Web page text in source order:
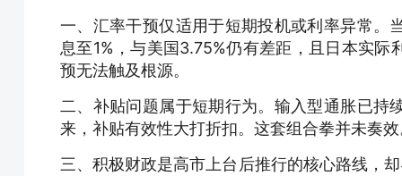
一、汇率干预仅适用于短期投机或利率异常。
息至1%，与美国3.75%仍有差距，且日本实
预无法触及根源。
二、补贴问题属于短期行为。输入型通胀已持
来，补贴有效性大打折扣。这套组合拳并未奏
三、积极财政是高市上台后推行的核心路线，